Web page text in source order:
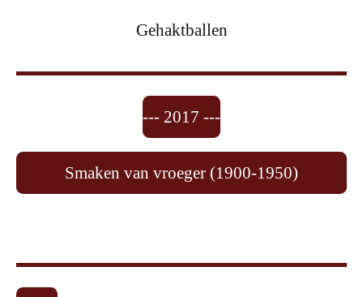
Gehaktballen
--- 2017 ---
Smaken van vroeger (1900-1950)